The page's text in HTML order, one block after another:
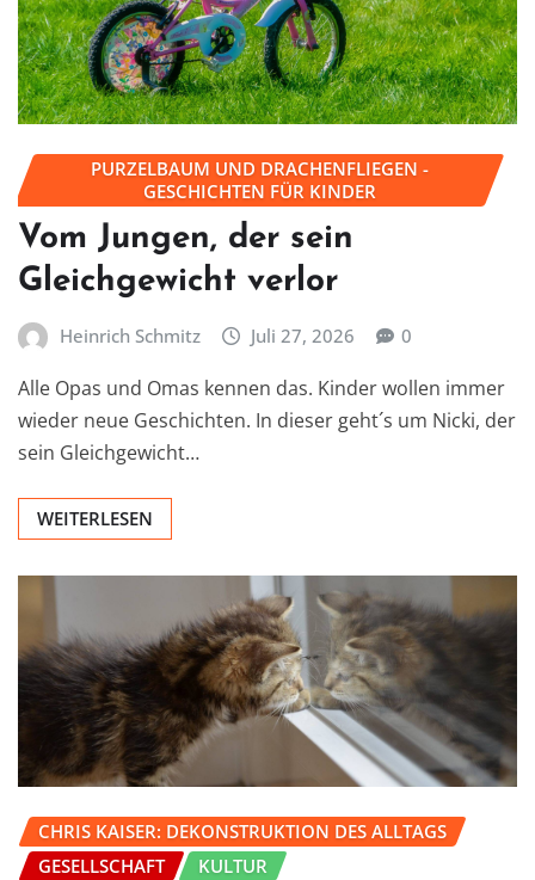
PURZELBAUM UND DRACHENFLIEGEN -
GESCHICHTEN FÜR KINDER
Vom Jungen, der sein
Gleichgewicht verlor
Heinrich Schmitz Juli 27, 2026 0
Alle Opas und Omas kennen das. Kinder wollen immer
wieder neue Geschichten. In dieser geht´s um Nicki, der
sein Gleichgewicht…
WEITERLESEN
CHRIS KAISER: DEKONSTRUKTION DES ALLTAGS
GESELLSCHAFT
KULTUR